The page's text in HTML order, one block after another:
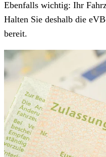
Ebenfalls wichtig: Ihr
Halten Sie deshalb die
bereit.